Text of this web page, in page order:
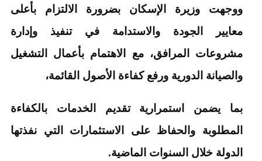
ووجهت وزيرة الإسكان بضرورة الالتزام بأعلى
معايير الجودة والاستدامة في تنفيذ وإدارة
مشروعات المرافق، مع الاهتمام بأعمال التشغيل
والصيانة الدورية ورفع كفاءة الأصول القائمة،
بما يضمن استمرارية تقديم الخدمات بالكفاءة
المطلوبة والحفاظ على الاستثمارات التي نفذتها
الدولة خلال السنوات الماضية.